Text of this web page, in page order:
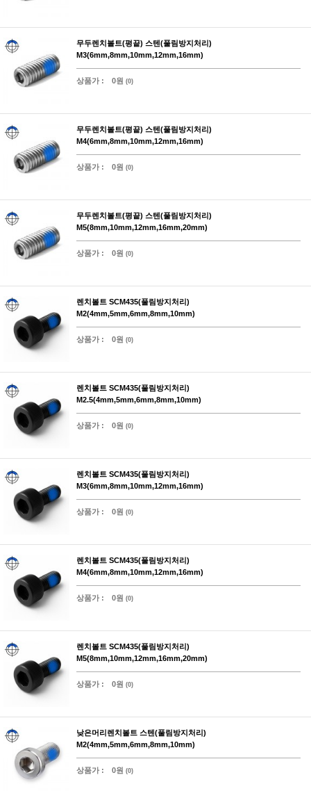
무두렌치볼트(평끝) 스텐(풀림방지처리)
M3(6mm,8mm,10mm,12mm,16mm)
상품가 : 0원 (0)
무두렌치볼트(평끝) 스텐(풀림방지처리)
M4(6mm,8mm,10mm,12mm,16mm)
상품가 : 0원 (0)
무두렌치볼트(평끝) 스텐(풀림방지처리)
M5(8mm,10mm,12mm,16mm,20mm)
상품가 : 0원 (0)
렌치볼트 SCM435(풀림방지처리)
M2(4mm,5mm,6mm,8mm,10mm)
상품가 : 0원 (0)
렌치볼트 SCM435(풀림방지처리)
M2.5(4mm,5mm,6mm,8mm,10mm)
상품가 : 0원 (0)
렌치볼트 SCM435(풀림방지처리)
M3(6mm,8mm,10mm,12mm,16mm)
상품가 : 0원 (0)
렌치볼트 SCM435(풀림방지처리)
M4(6mm,8mm,10mm,12mm,16mm)
상품가 : 0원 (0)
렌치볼트 SCM435(풀림방지처리)
M5(8mm,10mm,12mm,16mm,20mm)
상품가 : 0원 (0)
낮은머리렌치볼트 스텐(풀림방지처리)
M2(4mm,5mm,6mm,8mm,10mm)
상품가 : 0원 (0)